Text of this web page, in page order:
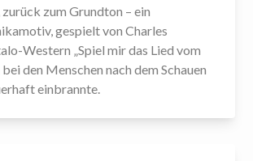
zurück zum Grundton – ein
gespielt von Charles
Western „Spiel mir das Lied vom
bei den Menschen nach dem Schauen
einbrannte.